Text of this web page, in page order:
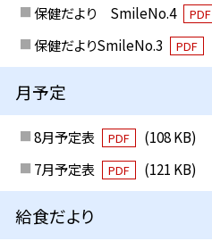
保健だより SmileNo.4
PDF
保健だよりSmileNo.3
PDF
月予定
8月予定表 PDF
(108 KB)
7月予定表
PDF (121 KB)
給食だより